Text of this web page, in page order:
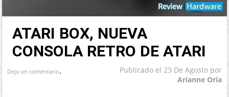
ATARI BOX, NUEVA
CONSOLA RETRO DE ATARI
Publicado el 23 De Agostopor
Arianne Oria
Deja un comentario.